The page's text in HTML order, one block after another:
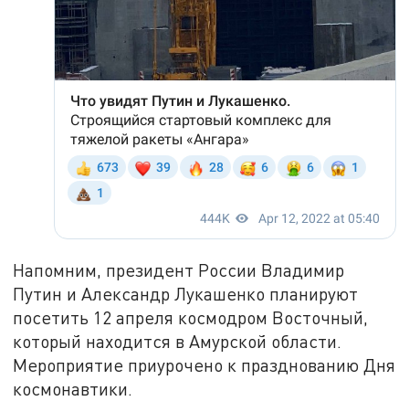
Напомним, президент России Владимир
Путин и Александр Лукашенко планируют
посетить 12 апреля космодром Восточный,
который находится в Амурской области.
Мероприятие приурочено к празднованию Дня
космонавтики.